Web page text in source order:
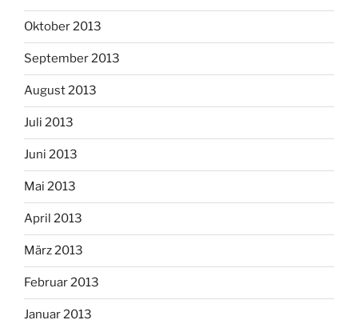
Oktober 2013
September 2013
August 2013
Juli 2013
Juni 2013
Mai 2013
April 2013
März 2013
Februar 2013
Januar 2013